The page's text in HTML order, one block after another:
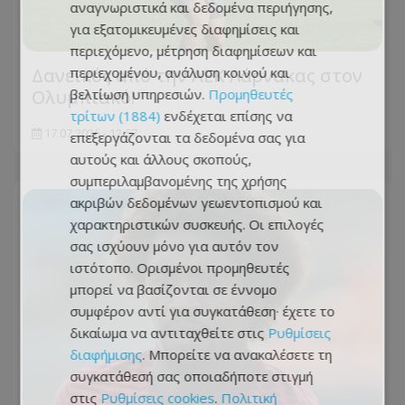
Δανεικός από την ΑΕΚ Λάρνακας στον
Ολυμπιακό!
17.07.2026 - 12:57
αναγνωριστικά και δεδομένα περιήγησης,
για εξατομικευμένες διαφημίσεις και
περιεχόμενο, μέτρηση διαφημίσεων και
περιεχομένου, ανάλυση κοινού και
βελτίωση υπηρεσιών. Προμηθευτές
τρίτων (1884) ενδέχεται επίσης να
επεξεργάζονται τα δεδομένα σας για
αυτούς και άλλους σκοπούς,
συμπεριλαμβανομένης της χρήσης
ακριβών δεδομένων γεωεντοπισμού και
χαρακτηριστικών συσκευής. Οι επιλογές
σας ισχύουν μόνο για αυτόν τον
ιστότοπο. Ορισμένοι προμηθευτές
μπορεί να βασίζονται σε έννομο
συμφέρον αντί για συγκατάθεση· έχετε το
δικαίωμα να αντιταχθείτε στις Ρυθμίσεις
διαφήμισης. Μπορείτε να ανακαλέσετε τη
συγκατάθεσή σας οποιαδήποτε στιγμή
στις Ρυθμίσεις cookies. Πολιτική